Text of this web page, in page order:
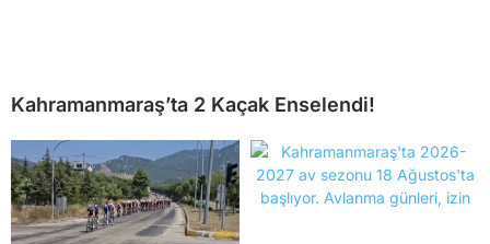
Kahramanmaraş’ta 2 Kaçak Enselendi!